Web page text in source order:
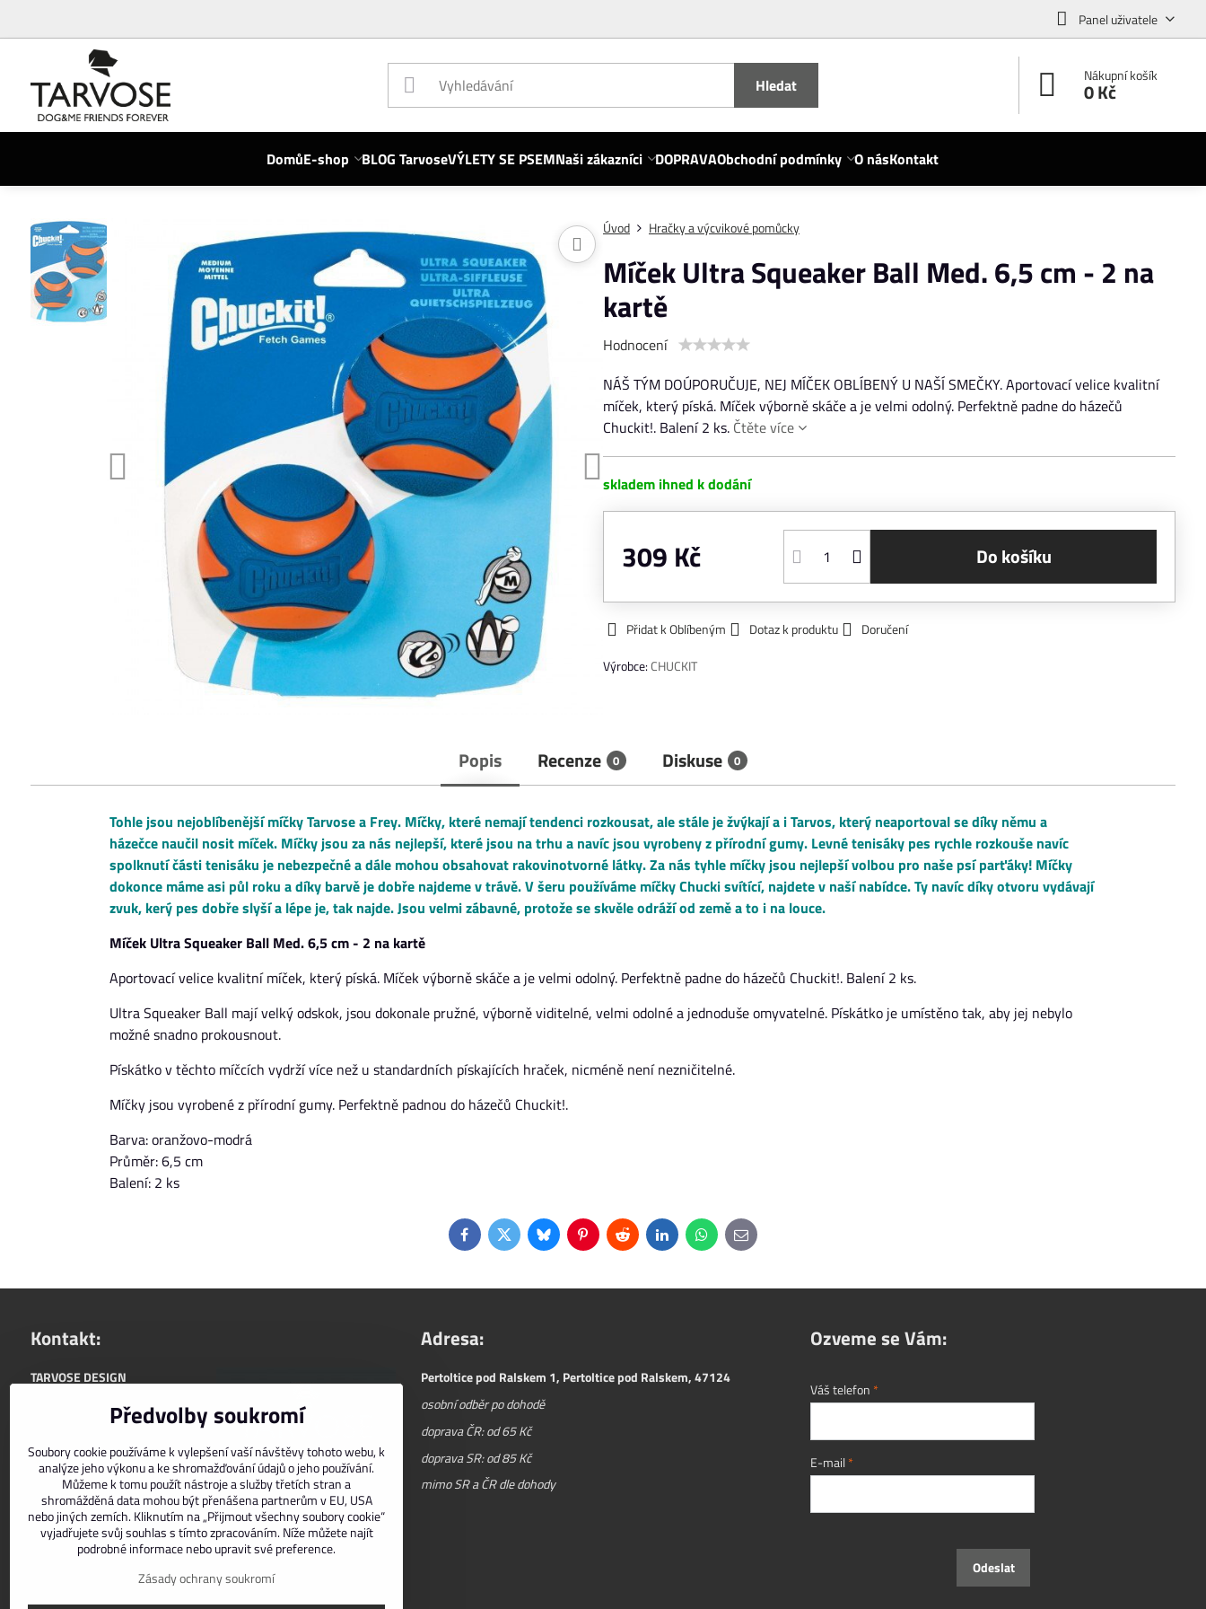
Panel uživatele
Hledat Nákupní košík
0 Kč
DomůE-shop BLOG TarvoseVÝLETY SE PSEMNaši zákazníci DOPRAVAObchodní podmínky O násKontakt
Úvod Hračky a výcvikové pomůcky
Míček Ultra Squeaker Ball Med. 6,5 cm - 2 na
kartě
Hodnocení
NÁŠ TÝM DOÚPORUČUJE, NEJ MÍČEK OBLÍBENÝ U NAŠÍ SMEČKY. Aportovací velice kvalitní
míček, který píská. Míček výborně skáče a je velmi odolný. Perfektně padne do házečů
Chuckit!. Balení 2 ks. Čtěte více
skladem ihned k dodání
309 Kč Do košíku
Přidat k Oblíbeným Dotaz k produktu
Doručení
Výrobce:CHUCKIT
Popis Recenze 0 Diskuse 0
Tohle jsou nejoblíbenější míčky Tarvose a Frey. Míčky, které nemají tendenci rozkousat, ale stále je žvýkají a i Tarvos, který neaportoval se díky němu a
házečce naučil nosit míček. Míčky jsou za nás nejlepší, které jsou na trhu a navíc jsou vyrobeny z přírodní gumy. Levné tenisáky pes rychle rozkouše navíc
spolknutí části tenisáku je nebezpečné a dále mohou obsahovat rakovinotvorné látky. Za nás tyhle míčky jsou nejlepší volbou pro naše psí parťáky! Míčky
dokonce máme asi půl roku a díky barvě je dobře najdeme v trávě. V šeru používáme míčky Chucki svítící, najdete v naší nabídce. Ty navíc díky otvoru vydávají
zvuk, kerý pes dobře slyší a lépe je, tak najde. Jsou velmi zábavné, protože se skvěle odráží od země a to i na louce.
Míček Ultra Squeaker Ball Med. 6,5 cm - 2 na kartě
Aportovací velice kvalitní míček, který píská. Míček výborně skáče a je velmi odolný. Perfektně padne do házečů Chuckit!. Balení 2 ks.
Ultra Squeaker Ball mají velký odskok, jsou dokonale pružné, výborně viditelné, velmi odolné a jednoduše omyvatelné. Pískátko je umístěno tak, aby jej nebylo
možné snadno prokousnout.
Pískátko v těchto míčcích vydrží více než u standardních pískajících hraček, nicméně není nezničitelné.
Míčky jsou vyrobené z přírodní gumy. Perfektně padnou do házečů Chuckit!.
Barva: oranžovo-modrá
Průměr: 6,5 cm
Balení: 2 ks
FacebookTwitterBlueskyPinterestRedditLinkedInWhatsApp
E-
mail
Kontakt:
TARVOSE DESIGN
+420722588565
info@tarvose.com
zasíláme do ČR i SR
Facebook
Instagram
Adresa:
Pertoltice pod Ralskem 1, Pertoltice pod Ralskem, 47124
osobní odběr po dohodě
doprava ČR: od 65 Kč
doprava SR: od 85 Kč
mimo SR a ČR dle dohody
Ozveme se Vám:
Váš telefon *
E-mail*
Odeslat
Předvolby soukromí
Soubory cookie používáme k vylepšení vaší návštěvy tohoto webu, k
analýze jeho výkonu a ke shromažďování údajů o jeho používání.
Můžeme k tomu použít nástroje a služby třetích stran a
shromážděná data mohou být přenášena partnerům v EU, USA
nebo jiných zemích. Kliknutím na „Přijmout všechny soubory cookie“
vyjadřujete svůj souhlas s tímto zpracováním. Níže můžete najít
podrobné informace nebo upravit své preference.
Zásady ochrany soukromí